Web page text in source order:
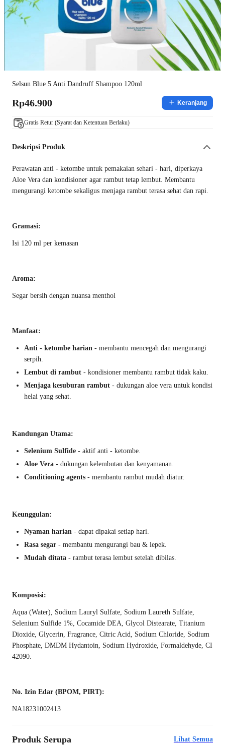
Selsun Blue 5 Anti Dandruff Shampoo 120ml
Rp46.900 Keranjang
Gratis Retur (Syarat dan Ketentuan Berlaku)
Deskripsi Produk
Perawatan anti - ketombe untuk pemakaian sehari - hari, diperkaya
Aloe Vera dan kondisioner agar rambut tetap lembut. Membantu
mengurangi ketombe sekaligus menjaga rambut terasa sehat dan rapi.
Gramasi:
Isi 120 ml per kemasan
Aroma:
Segar bersih dengan nuansa menthol
Manfaat:
Anti - ketombe harian - membantu mencegah dan mengurangi
serpih.
Lembut di rambut - kondisioner membantu rambut tidak kaku.
Menjaga kesuburan rambut - dukungan aloe vera untuk kondisi
helai yang sehat.
Kandungan Utama:
Selenium Sulfide - aktif anti - ketombe.
Aloe Vera - dukungan kelembutan dan kenyamanan.
Conditioning agents - membantu rambut mudah diatur.
Keunggulan:
Nyaman harian - dapat dipakai setiap hari.
Rasa segar - membantu mengurangi bau & lepek.
Mudah ditata - rambut terasa lembut setelah dibilas.
Komposisi:
Aqua (Water), Sodium Lauryl Sulfate, Sodium Laureth Sulfate,
Selenium Sulfide 1%, Cocamide DEA, Glycol Distearate, Titanium
Dioxide, Glycerin, Fragrance, Citric Acid, Sodium Chloride, Sodium
Phosphate, DMDM Hydantoin, Sodium Hydroxide, Formaldehyde, CI
42090.
No. Izin Edar (BPOM, PIRT):
NA18231002413
Produk Serupa Lihat Semua